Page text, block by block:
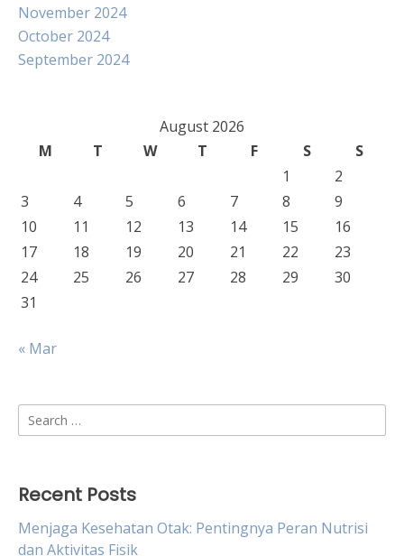
November 2024
October 2024
September 2024
August 2026
M
T W T F S
S
1
2
3
4 5 6 7 8
9
10
11 12 13 14 15
16
17
18 19 20 21 22
23
24
25 26 27 28 29
30
31
« Mar
Search
for:
Recent Posts
Menjaga Kesehatan Otak: Pentingnya Peran Nutrisi
dan Aktivitas Fisik